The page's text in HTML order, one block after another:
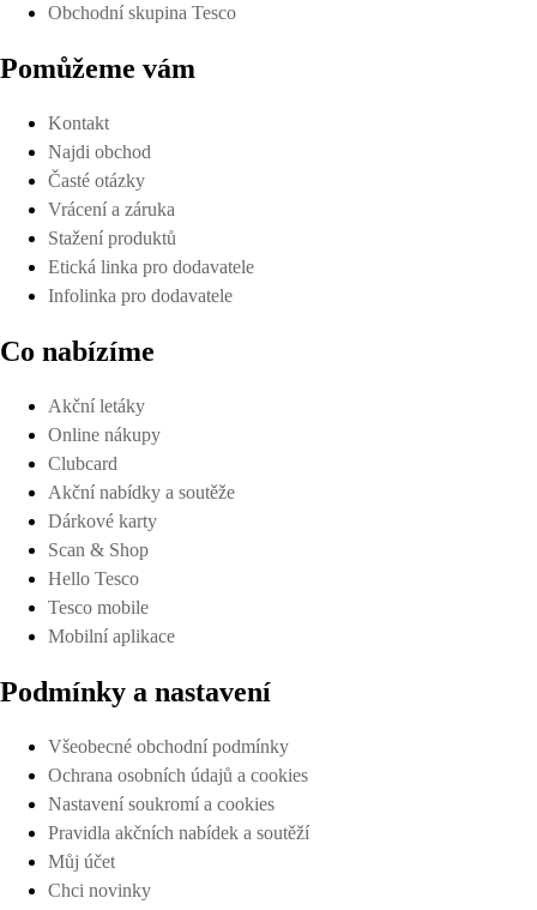
Obchodní skupina Tesco
Pomůžeme vám
Kontakt
Najdi obchod
Časté otázky
Vrácení a záruka
Stažení produktů
Etická linka pro dodavatele
Infolinka pro dodavatele
Co nabízíme
Akční letáky
Online nákupy
Clubcard
Akční nabídky a soutěže
Dárkové karty
Scan & Shop
Hello Tesco
Tesco mobile
Mobilní aplikace
Podmínky a nastavení
Všeobecné obchodní podmínky
Ochrana osobních údajů a cookies
Nastavení soukromí a cookies
Pravidla akčních nabídek a soutěží
Můj účet
Chci novinky